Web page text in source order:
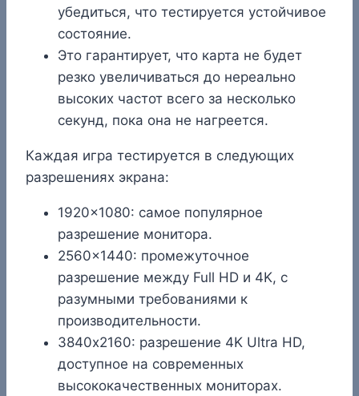
убедиться, что тестируется устойчивое
состояние.
Это гарантирует, что карта не будет
резко увеличиваться до нереально
высоких частот всего за несколько
секунд, пока она не нагреется.
Каждая игра тестируется в следующих
разрешениях экрана:
1920×1080: самое популярное
разрешение монитора.
2560×1440: промежуточное
разрешение между Full HD и 4K, с
разумными требованиями к
производительности.
3840х2160: разрешение 4K Ultra HD,
доступное на современных
высококачественных мониторах.